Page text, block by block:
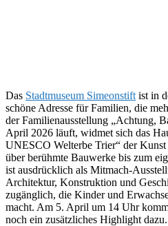
Das Stadtmuseum Simeonstift ist in
schöne Adresse für Familien, die
der Familienausstellung „Achtung,
April 2026 läuft, widmet sich das
UNESCO Welterbe Trier“ der Kunst
über berühmte Bauwerke bis zum
ist ausdrücklich als Mitmach-
Architektur, Konstruktion und
zugänglich, die Kinder und
macht. Am 5. April um 14 Uhr
noch ein zusätzliches Highlight